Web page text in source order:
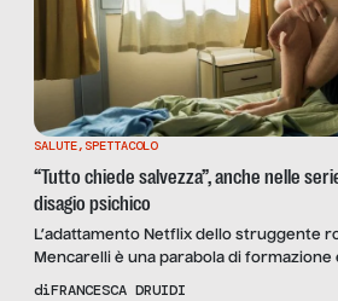
SALUTE, SPETTACOLO
“Tutto chiede salvezza”, anche nelle
disagio psichico
L’adattamento Netflix dello struggente
Mencarelli è una parabola di formazione
empatico sulla malattia mentale.
diFRANCESCA DRUIDI